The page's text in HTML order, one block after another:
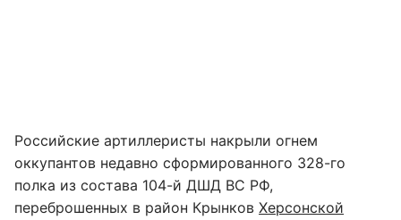
Российские артиллеристы накрыли огнем
оккупантов недавно сформированного 328-го
полка из состава 104-й ДШД ВС РФ,
переброшенных в район Крынков Херсонской